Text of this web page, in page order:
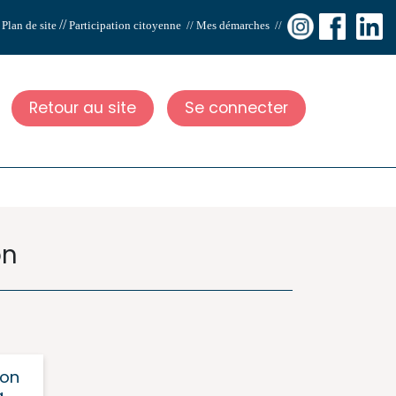
Plan de site // Participation citoyenne // Mes démarches //
Retour au site Se connecter